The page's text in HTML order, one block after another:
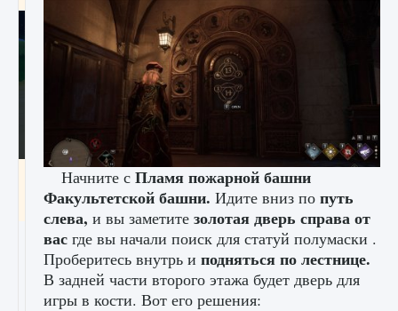
Как включить чат в Fortnite
9 августа 2024 1 335 0 0
Начните с Пламя пожарной башни
Факультетской башни. Идите вниз по путь
слева, и вы заметите золотая дверь справа от
вас где вы начали поиск для статуй полумаски .
Проберитесь внутрь и подняться по лестнице.
В задней части второго этажа будет дверь для
игры в кости. Вот его решения: